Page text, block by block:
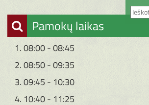
Pamokų laikas
1. 08:00 - 08:45
2. 08:50 - 09:35
3. 09:45 - 10:30
4. 10:40 - 11:25